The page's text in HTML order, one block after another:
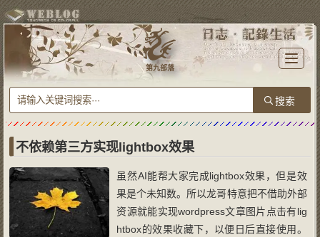
T
o
l
e
n
i
n
第九部落
不依赖第三方实现lightbox效果
虽然AI能帮大家完成lightbox效果，但是效
果是个未知数。所以龙哥特意把不借助外部
资源就能实现wordpress文章图片点击有lig
htbox的效果收藏下，以便日后直接使用。